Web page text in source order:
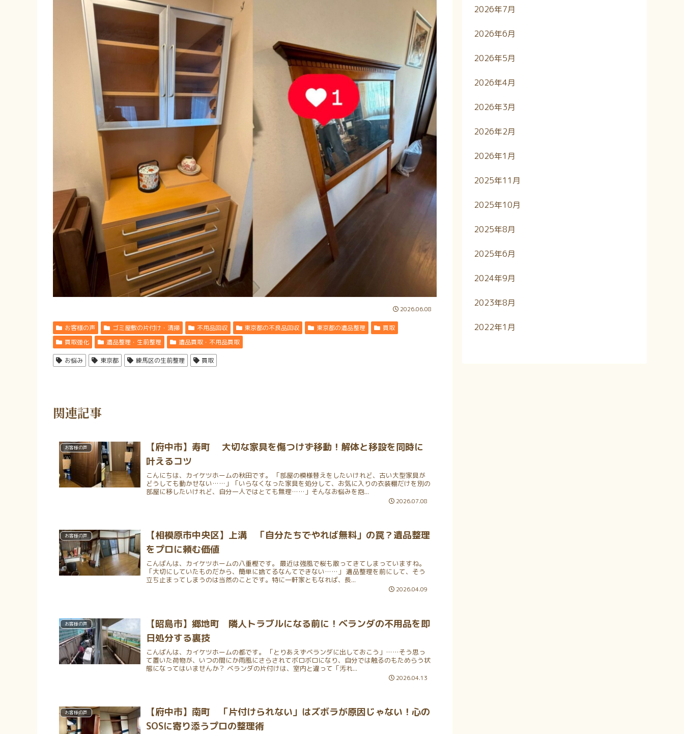
2026.06.08
お客様の声 ゴミ屋敷の片付け・清掃 不用品回収 東京都の不良品回収 東京都の遺品整理
買取
買取強化
遺品整理・生前整理 遺品買取・不用品買取
お悩み 東京都 練馬区の生前整理 買取
関連記事
お客様の声
【府中市】寿町 大切な家具を傷つけず移動！解体と移設を同時に
叶えるコツ
こんにちは、カイケツホームの秋田です。 「部屋の模様替えをしたいけれど、古い大型家具が
どうしても動かせない……」「いらなくなった家具を処分して、お気に入りの衣装棚だけを別の
部屋に移したいけれど、自分一人ではとても無理……」そんなお悩みを抱...
2026.07.08
お客様の声
【相模原市中央区】上溝 「自分たちでやれば無料」の罠？遺品整理
をプロに頼む価値
こんばんは、カイケツホームの八重樫です。 最近は強風で桜も散ってきてしまっていますね。
「大切にしていたものだから、簡単に捨てるなんてできない……」 遺品整理を前にして、そう
立ち止まってしまうのは当然のことです。特に一軒家ともなれば、長...
2026.04.09
お客様の声
【昭島市】郷地町 隣人トラブルになる前に！ベランダの不用品を即
日処分する裏技
こんばんは、カイケツホームの都です。 「とりあえずベランダに出しておこう」……そう思っ
て置いた荷物が、いつの間にか雨風にさらされてボロボロになり、自分では触るのもためらう状
態になってはいませんか？ ベランダの片付けは、室内と違って「汚れ...
2026.04.13
お客様の声
【府中市】南町 「片付けられない」はズボラが原因じゃない！心の
SOSに寄り添うプロの整理術
2026年7月
2026年6月
2026年5月
2026年4月
2026年3月
2026年2月
2026年1月
2025年11月
2025年10月
2025年8月
2025年6月
2024年9月
2023年8月
2022年1月